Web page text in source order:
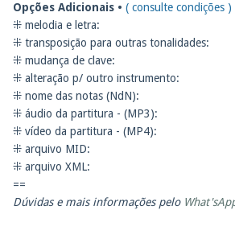
Opções Adicionais • ( consulte condições )
⁜ melodia e letra:
⁜ transposição para outras tonalidades:
⁜ mudança de clave:
⁜ alteração p/ outro instrumento:
⁜ nome das notas (NdN):
⁜ áudio da partitura - (MP3):
⁜ vídeo da partitura - (MP4):
⁜ arquivo MID:
⁜ arquivo XML:
==
Dúvidas e mais informações pelo